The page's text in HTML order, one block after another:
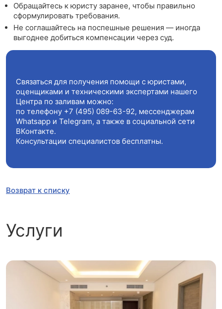
Обращайтесь к юристу заранее, чтобы правильно
сформулировать требования.
Не соглашайтесь на поспешные решения — иногда
выгоднее добиться компенсации через суд.
Связаться для получения помощи с юристами,
оценщиками и техническими экспертами нашего
Центра по заливам можно:
по телефону +7 (495) 089-63-92, мессенджерам
Whatsapp и Telegram, а также в социальной сети
ВКонтакте.
Консультации специалистов бесплатны.
Возврат к списку
Услуги